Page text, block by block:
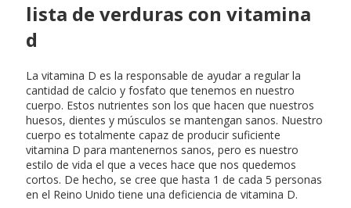
lista de verduras con vitamina
d
La vitamina D es la responsable de ayudar a regular la
cantidad de calcio y fosfato que tenemos en nuestro
cuerpo. Estos nutrientes son los que hacen que nuestros
huesos, dientes y músculos se mantengan sanos. Nuestro
cuerpo es totalmente capaz de producir suficiente
vitamina D para mantenernos sanos, pero es nuestro
estilo de vida el que a veces hace que nos quedemos
cortos. De hecho, se cree que hasta 1 de cada 5 personas
en el Reino Unido tiene una deficiencia de vitamina D.